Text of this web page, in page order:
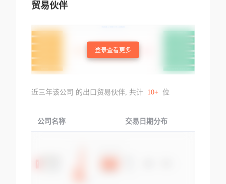
贸易伙伴
登录查看更多
近三年该公司 的出口贸易伙伴, 共计 10+ 位
公司名称 交易日期分布